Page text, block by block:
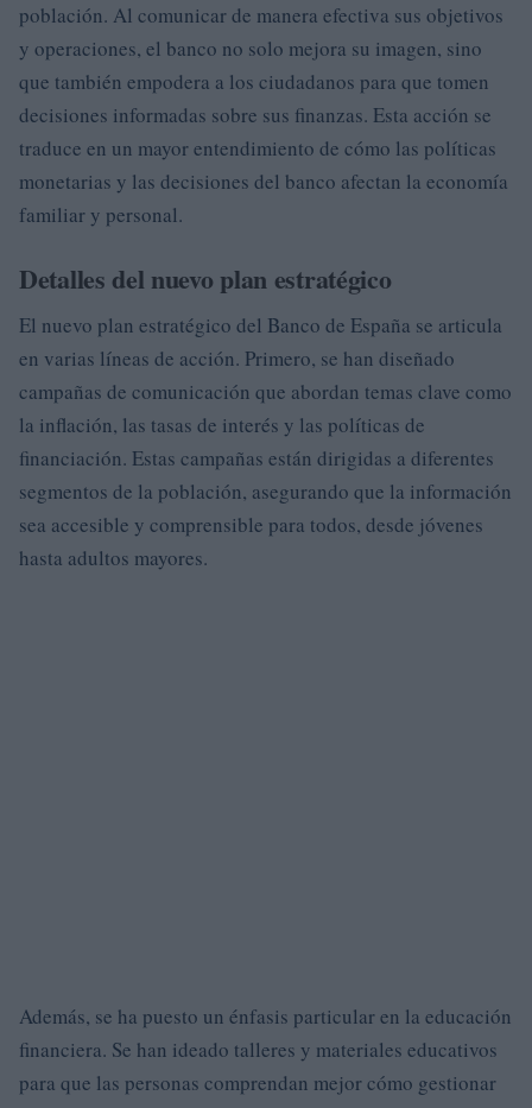
población. Al comunicar de manera efectiva sus objetivos
y operaciones, el banco no solo mejora su imagen, sino
que también empodera a los ciudadanos para que tomen
decisiones informadas sobre sus finanzas. Esta acción se
traduce en un mayor entendimiento de cómo las políticas
monetarias y las decisiones del banco afectan la economía
familiar y personal.
Detalles del nuevo plan estratégico
El nuevo plan estratégico del Banco de España se articula
en varias líneas de acción. Primero, se han diseñado
campañas de comunicación que abordan temas clave como
la inflación, las tasas de interés y las políticas de
financiación. Estas campañas están dirigidas a diferentes
segmentos de la población, asegurando que la información
sea accesible y comprensible para todos, desde jóvenes
hasta adultos mayores.
Además, se ha puesto un énfasis particular en la educación
financiera. Se han ideado talleres y materiales educativos
para que las personas comprendan mejor cómo gestionar